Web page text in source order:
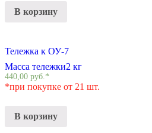
В корзину
Тележка к ОУ-7
Масса тележки2 кг
440,00 руб.*
*при покупке от 21 шт.
В корзину